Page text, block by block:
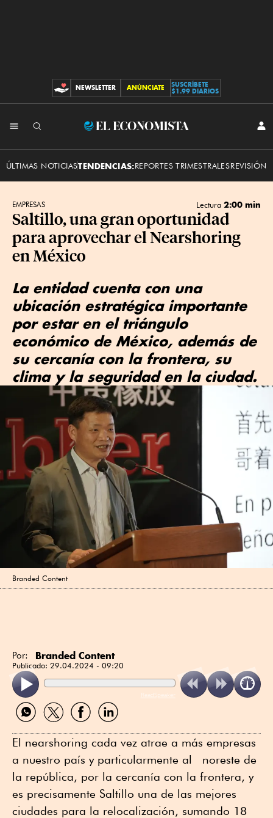
CONTRIBUCIONES
NEWSLETTER ANÚNCIATE
SUSCRÍBETE
$1.99 DIARIOS
El
ÚLTIMAS NOTICIASTENDENCIAS:REPORTES TRIMESTRALESREVISIÓN
EMPRESAS Lectura 2:00 min
Saltillo, una gran oportunidad
para aprovechar el Nearshoring
en México
La entidad cuenta con una
ubicación estratégica importante
por estar en el triángulo
económico de México, además de
su cercanía con la frontera, su
clima y la seguridad en la ciudad.
Branded Content
Por: Branded Content
Publicado: 29.04.2024 - 09:20
ReadSpeaker
Compartir
por
Compartir
por
Compartir
por
Compartir
por
El nearshoring cada vez atrae a más empresas
a nuestro país y particularmente al noreste de
la república, por la cercanía con la frontera, y
es precisamente Saltillo una de las mejores
ciudades para la relocalización, sumando 18